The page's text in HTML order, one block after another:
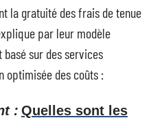
la gratuité des frais de tenue
par leur modèle
sur des services
optimisée des coûts :
: Quelles sont les